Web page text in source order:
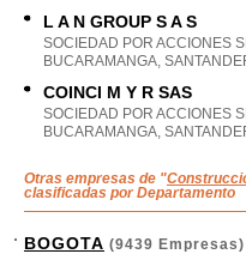
L A N GROUP S A S
SOCIEDAD POR ACCIONES
BUCARAMANGA,
COINCI M Y R SAS
SOCIEDAD POR ACCIONES
BUCARAMANGA,
Otras empresas de "
clasificadas por Departamento
BOGOTA (9439 Empresas)